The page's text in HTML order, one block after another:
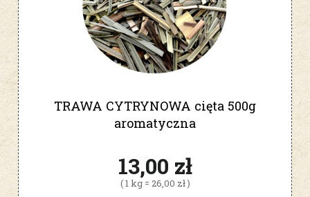
TRAWA CYTRYNOWA cięta 500g
aromatyczna
13,00 zł
( 1 kg = 26,00 zł )